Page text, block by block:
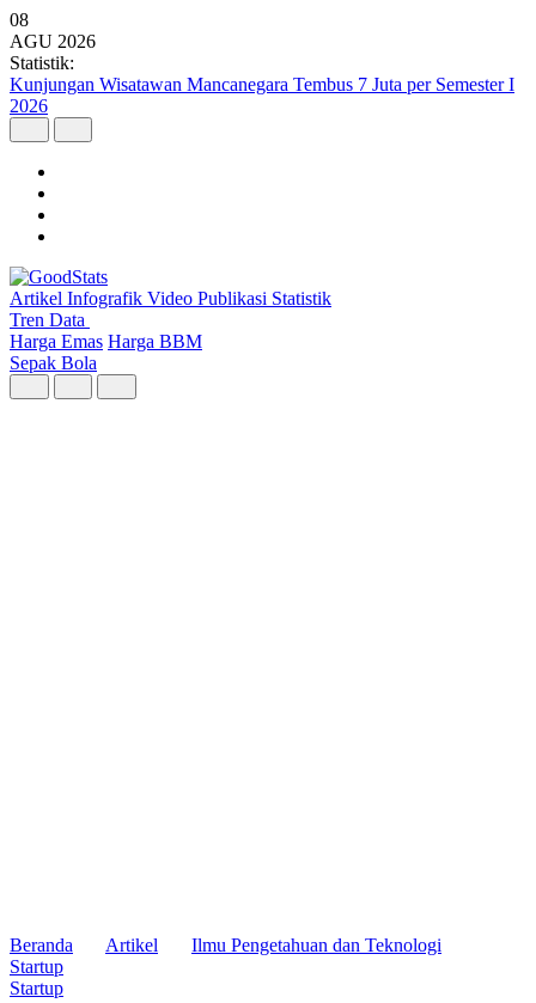
08
AGU 2026
Statistik:
Kunjungan Wisatawan Mancanegara Tembus 7 Juta per Semester I
2026
Artikel Infografik Video Publikasi Statistik
Tren Data
Harga Emas Harga BBM
Sepak Bola
Beranda Artikel
Ilmu Pengetahuan dan Teknologi
Startup
Startup